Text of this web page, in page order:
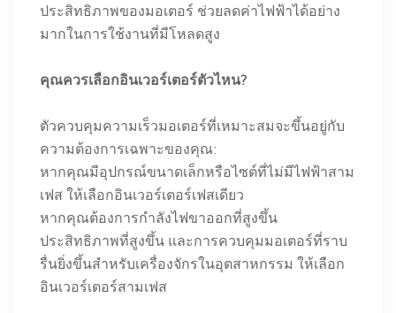
ประสิทธิภาพของมอเตอร์ ช่วยลดค่าไฟฟ้าได้อย่าง
มากในการใช้งานที่มีโหลดสูง
คุณควรเลือกอินเวอร์เตอร์ตัวไหน?
ตัวควบคุมความเร็วมอเตอร์ที่เหมาะสมจะขึ้นอยู่กับ
ความต้องการเฉพาะของคุณ:
หากคุณมีอุปกรณ์ขนาดเล็กหรือไซต์ที่ไม่มีไฟฟ้าสาม
เฟส ให้เลือกอินเวอร์เตอร์เฟสเดียว
หากคุณต้องการกำลังไฟขาออกที่สูงขึ้น
ประสิทธิภาพที่สูงขึ้น และการควบคุมมอเตอร์ที่ราบ
รื่นยิ่งขึ้นสำหรับเครื่องจักรในอุตสาหกรรม ให้เลือก
อินเวอร์เตอร์สามเฟส